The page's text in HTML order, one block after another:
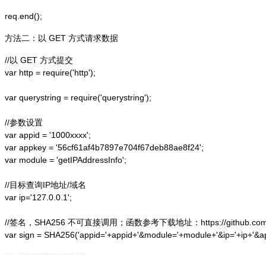
方法二：以 GET 方式请求数据
//以 GET 方式提交
var http = require('http');
var querystring = require('querystring');
//参数设置
var appid = '1000xxxx';
var appkey = '56cf61af4b7897e704f67deb88ae8f24';
var module = 'getIPAddressInfo';
//目标查询IP地址/域名
var ip='127.0.0.1';
//签名，SHA256 不可直接调用；函数参考下载地址：https://
var sign =